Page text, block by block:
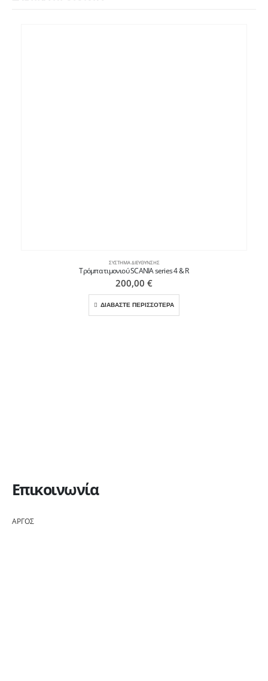
ΣΎΣΤΗΜΑ ΔΙΕΎΘΥΝΣΗΣ
Τρόμπα τιμονιού SCANIA series 4 & R
200,00 €
ΔΙΑΒΑΣΤΕ ΠΕΡΙΣΣΟΤΕΡΑ
Επικοινωνία
ΑΡΓΟΣ